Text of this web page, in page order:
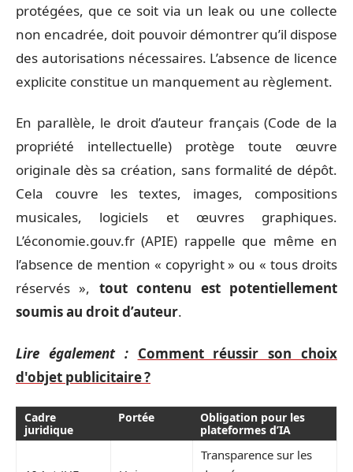
protégées, que ce soit via un leak ou une collecte
non encadrée, doit pouvoir démontrer qu’il dispose
des autorisations nécessaires. L’absence de licence
explicite constitue un manquement au règlement.
En parallèle, le droit d’auteur français (Code de la
propriété intellectuelle) protège toute œuvre
originale dès sa création, sans formalité de dépôt.
Cela couvre les textes, images, compositions
musicales, logiciels et œuvres graphiques.
L’économie.gouv.fr (APIE) rappelle que même en
l’absence de mention « copyright » ou « tous droits
réservés », tout contenu est potentiellement
soumis au droit d’auteur.
Lire également : Comment réussir son choix
d'objet publicitaire ?
Cadre
juridique
Portée
Obligation pour les
plateformes d’IA
Transparence sur les